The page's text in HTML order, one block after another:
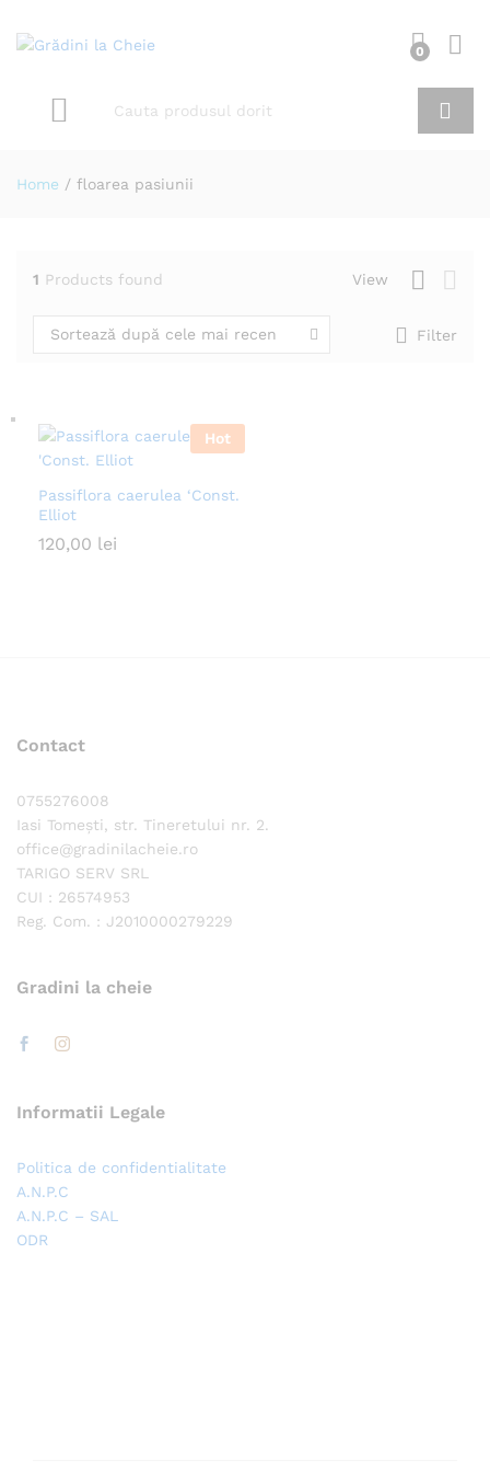
0
Home / floarea pasiunii
1 Products found View
Filter
Sortează după cele mai recente
Hot
Passiflora caerulea ‘Const.
Elliot
120,00 lei
Contact
0755276008
Iasi Tomești, str. Tineretului nr. 2.
office@gradinilacheie.ro
TARIGO SERV SRL
CUI : 26574953
Reg. Com. : J2010000279229
Gradini la cheie
Informatii Legale
Politica de confidentialitate
A.N.P.C
A.N.P.C – SAL
ODR